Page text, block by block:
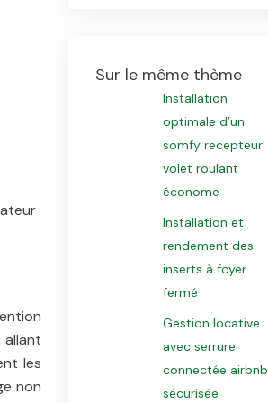
allant
les
non
Sur le même thème
Installation
optimale d’un
somfy recepteur
volet roulant
économe
Installation et
rendement des
inserts à foyer
fermé
Gestion locative
avec serrure
connectée airbnb
sécurisée